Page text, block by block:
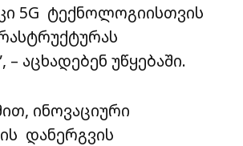
5G ტექნოლოგიისთვის
– აცხადებენ უწყებაში.
ინოვაციური
დანერგვის